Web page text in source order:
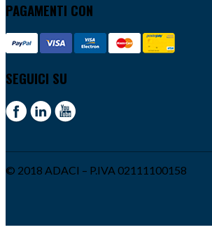
PAGAMENTI CON
SEGUICI SU
© 2018 ADACI – P.IVA 02111100158